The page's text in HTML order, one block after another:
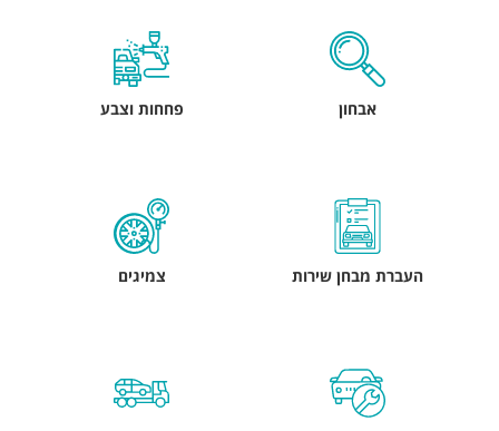
אבחון פחחות וצבע
העברת מבחן שירות צמיגים